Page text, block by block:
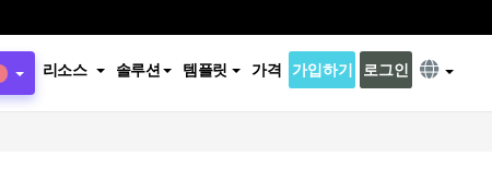
리소스 솔루션 템플릿 가격 가입하기 로그인